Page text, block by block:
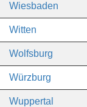
Wiesbaden
Witten
Wolfsburg
Würzburg
Wuppertal